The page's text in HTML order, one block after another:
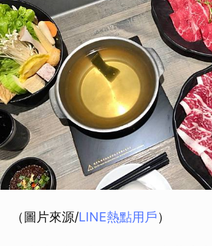
（圖片來源/LINE熱點用戶）